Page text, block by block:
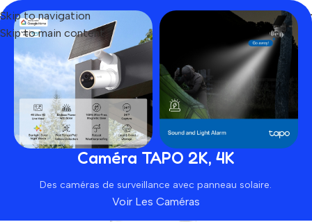
Skip to navigation
Skip to main content
Caméra TAPO 2K, 4K
Des caméras de surveillance avec panneau solaire.
Voir Les Caméras
Home Produit Tenda O3
SOLD OUT